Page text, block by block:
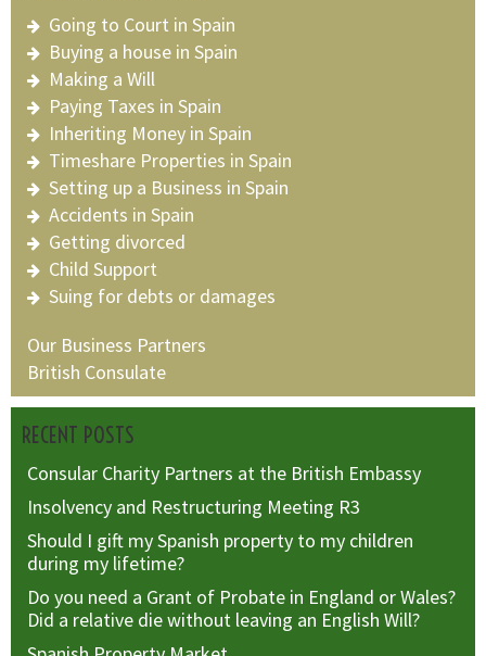
Going to Court in Spain
Buying a house in Spain
Making a Will
Paying Taxes in Spain
Inheriting Money in Spain
Timeshare Properties in Spain
Setting up a Business in Spain
Accidents in Spain
Getting divorced
Child Support
Suing for debts or damages
Our Business Partners
British Consulate
RECENT POSTS
Consular Charity Partners at the British Embassy
Insolvency and Restructuring Meeting R3
Should I gift my Spanish property to my children
during my lifetime?
Do you need a Grant of Probate in England or Wales?
Did a relative die without leaving an English Will?